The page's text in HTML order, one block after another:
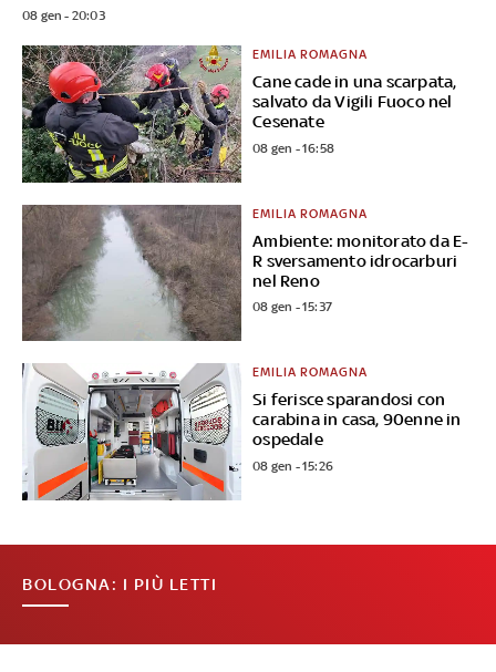
08 gen - 20:03
Cane cade in una scarpata,
salvato da Vigili Fuoco nel
Cesenate
EMILIA ROMAGNA
08 gen - 16:58
Ambiente: monitorato da E-
R sversamento idrocarburi
nel Reno
EMILIA ROMAGNA
08 gen - 15:37
Si ferisce sparandosi con
carabina in casa, 90enne in
ospedale
EMILIA ROMAGNA
08 gen - 15:26
BOLOGNA: I PIÙ LETTI